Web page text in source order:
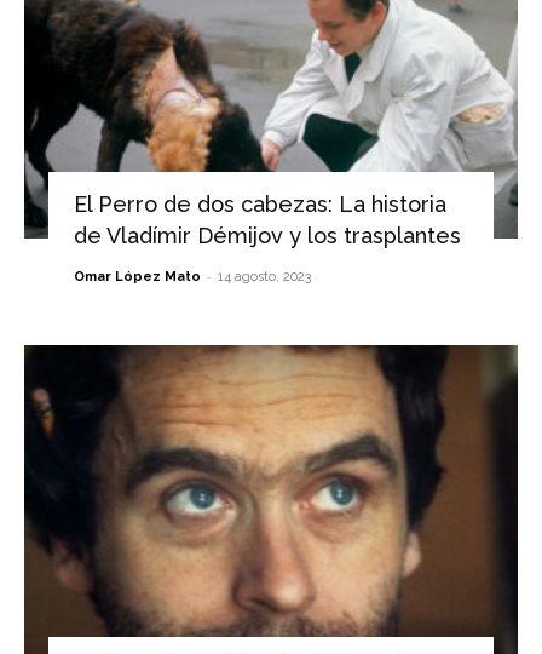
El Perro de dos cabezas: La historia
de Vladímir Démijov y los trasplantes
Omar López Mato - 14 agosto, 2023